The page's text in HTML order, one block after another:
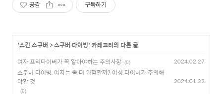
공감 구독하기
'스킨 스쿠버 >스쿠버 다이빙' 카테고리의 다른 글
여자 프리다이버가 꼭 알아야하는 주의사항 (0) 2024.02.27
스쿠버 다이빙, 여자는 좀 더 위험할까? 여성 다이버가 주의해
야할 것
(0)
2024.01.22